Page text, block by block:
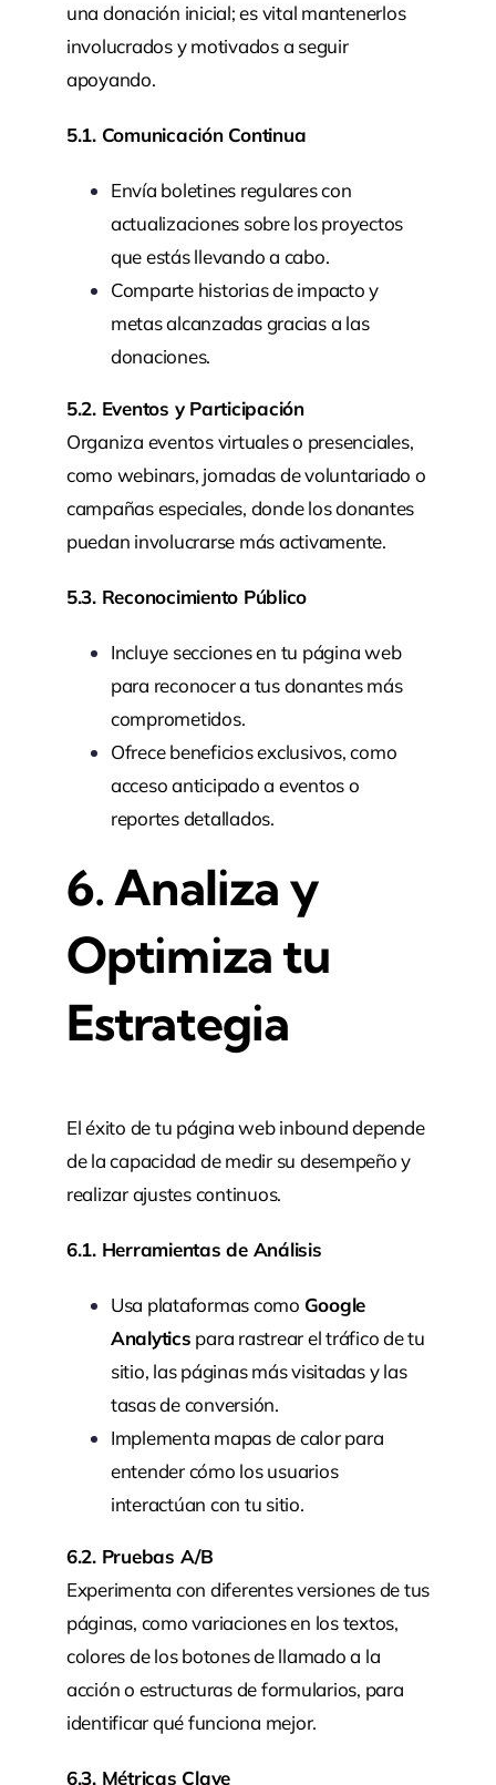
una donación inicial; es vital mantenerlos
involucrados y motivados a seguir
apoyando.
5.1. Comunicación Continua
Envía boletines regulares con
actualizaciones sobre los proyectos
que estás llevando a cabo.
Comparte historias de impacto y
metas alcanzadas gracias a las
donaciones.
5.2. Eventos y Participación
Organiza eventos virtuales o presenciales,
como webinars, jornadas de voluntariado o
campañas especiales, donde los donantes
puedan involucrarse más activamente.
5.3. Reconocimiento Público
Incluye secciones en tu página web
para reconocer a tus donantes más
comprometidos.
Ofrece beneficios exclusivos, como
acceso anticipado a eventos o
reportes detallados.
6. Analiza y
Optimiza tu
Estrategia
El éxito de tu página web inbound depende
de la capacidad de medir su desempeño y
realizar ajustes continuos.
6.1. Herramientas de Análisis
Usa plataformas como Google
Analytics para rastrear el tráfico de tu
sitio, las páginas más visitadas y las
tasas de conversión.
Implementa mapas de calor para
entender cómo los usuarios
interactúan con tu sitio.
6.2. Pruebas A/B
Experimenta con diferentes versiones de tus
páginas, como variaciones en los textos,
colores de los botones de llamado a la
acción o estructuras de formularios, para
identificar qué funciona mejor.
6.3. Métricas Clave